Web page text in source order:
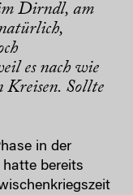
Dirndl, am
es nach wie
Sollte
in der
hatte bereits